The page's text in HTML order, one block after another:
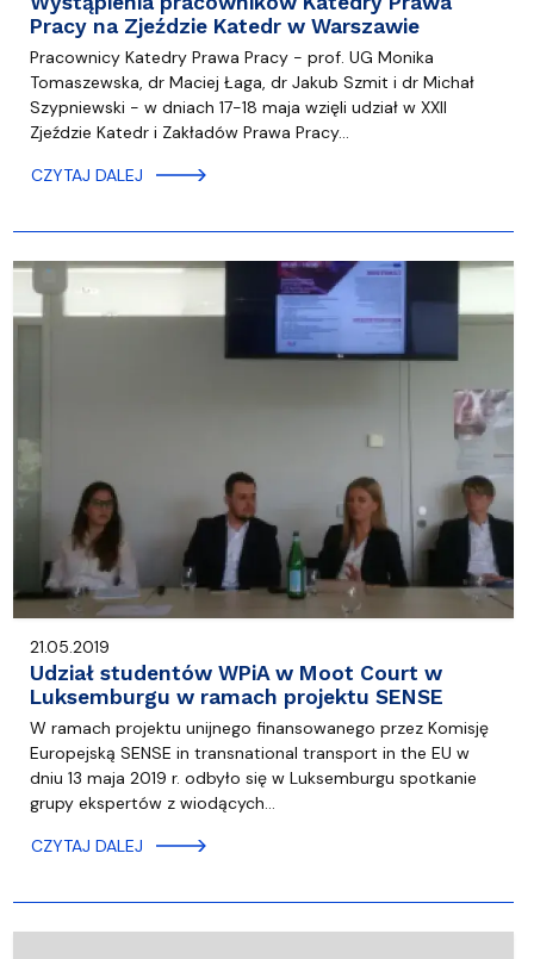
Pracy na Zjeździe Katedr w Warszawie
Pracownicy Katedry Prawa Pracy - prof. UG Monika
Tomaszewska, dr Maciej Łaga, dr Jakub Szmit i dr Michał
Szypniewski - w dniach 17-18 maja wzięli udział w XXII
Zjeździe Katedr i Zakładów Prawa Pracy…
CZYTAJ DALEJ
21.05.2019
Udział studentów WPiA w Moot Court w
Luksemburgu w ramach projektu SENSE
W ramach projektu unijnego finansowanego przez Komisję
Europejską SENSE in transnational transport in the EU w
dniu 13 maja 2019 r. odbyło się w Luksemburgu spotkanie
grupy ekspertów z wiodących…
CZYTAJ DALEJ